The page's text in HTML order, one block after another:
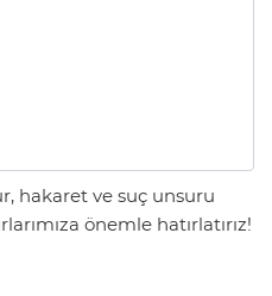
hakaret ve suç unsuru
önemle hatırlatırız!